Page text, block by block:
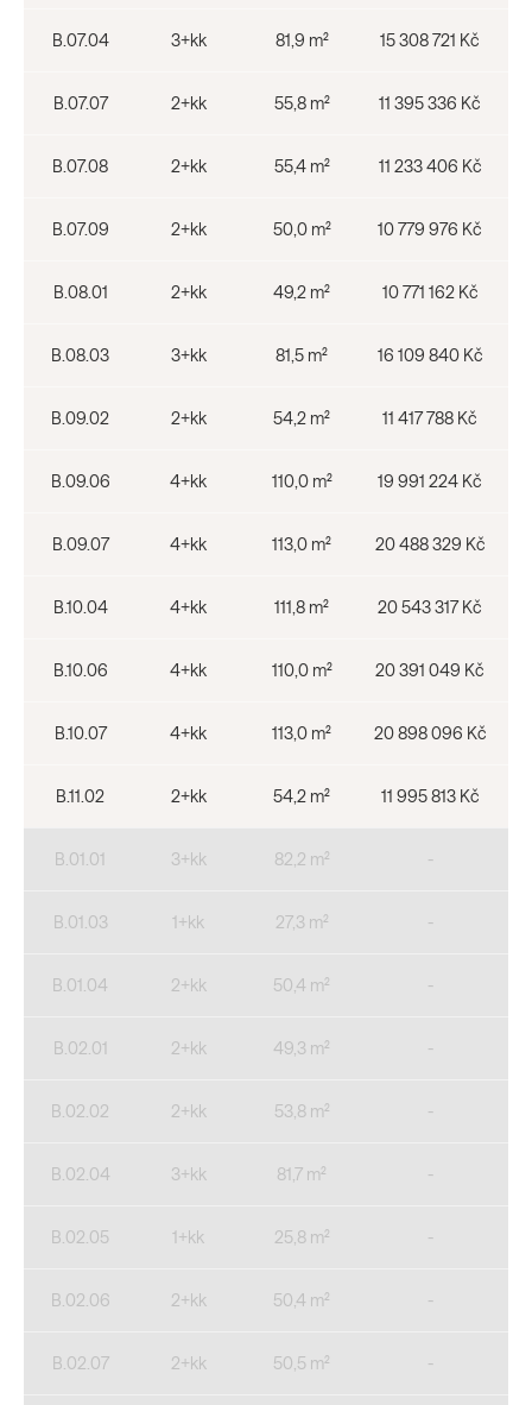
B.07.04 3+kk 81,9 m² 15 308 721 Kč
B.07.07 2+kk 55,8 m² 11 395 336 Kč
B.07.08 2+kk 55,4 m² 11 233 406 Kč
B.07.09 2+kk 50,0 m² 10 779 976 Kč
B.08.01 2+kk 49,2 m² 10 771 162 Kč
B.08.03 3+kk 81,5 m² 16 109 840 Kč
B.09.02 2+kk 54,2 m² 11 417 788 Kč
B.09.06 4+kk 110,0 m² 19 991 224 Kč
B.09.07 4+kk 113,0 m² 20 488 329 Kč
B.10.04 4+kk 111,8 m² 20 543 317 Kč
B.10.06 4+kk 110,0 m² 20 391 049 Kč
B.10.07 4+kk 113,0 m² 20 898 096 Kč
B.11.02 2+kk 54,2 m² 11 995 813 Kč
B.01.01 3+kk 82,2 m² -
B.01.03 1+kk 27,3 m² -
B.01.04 2+kk 50,4 m² -
B.02.01 2+kk 49,3 m² -
B.02.02 2+kk 53,8 m² -
B.02.04 3+kk 81,7 m² -
B.02.05 1+kk 25,8 m² -
B.02.06 2+kk 50,4 m² -
B.02.07 2+kk 50,5 m² -